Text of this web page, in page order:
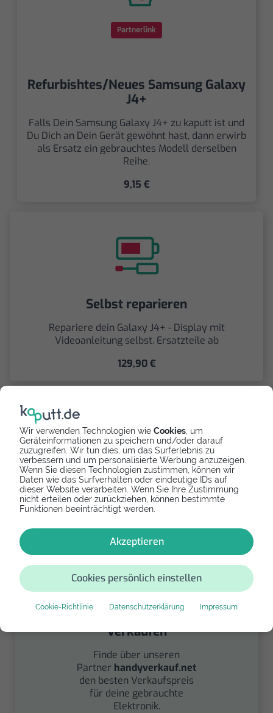
Wir verwenden Technologien wie Cookies , um
Geräteinformationen zu speichern und/oder darauf
zuzugreifen. Wir tun dies, um das Surferlebnis zu
verbessern und um personalisierte Werbung anzuzeigen.
Wenn Sie diesen Technologien zustimmen, können wir
Daten wie das Surfverhalten oder eindeutige IDs auf
dieser Website verarbeiten. Wenn Sie Ihre Zustimmung
nicht erteilen oder zurückziehen, können bestimmte
Funktionen beeinträchtigt werden.
Akzeptieren
Cookies persönlich einstellen
Cookie-Richtlinie Datenschutzerklärung Impressum
Partnerlink
Refurbishtes/Neues Samsung Galaxy
J4+
Falls Dein Samsung Galaxy J4+ zu kaputt ist und
Du Dich an Dein Gerät gewöhnt hast, dann erwirb
als Ersatz ein gebrauchtes Modell derselben
Reihe.
9,15 €
Selbst reparieren
Repariere dein Galaxy J4+ - Display mit
Videoanleitung selbst. Ersatzteile ab
129,90 €
Spenden
Spende Dein Gerät über
handysfuerdieumwelt.de
Verkaufen
Finde über unseren
Partner handyverkauf.net
den besten Verkaufspreis
für deine gebrauchte
Elektronik.